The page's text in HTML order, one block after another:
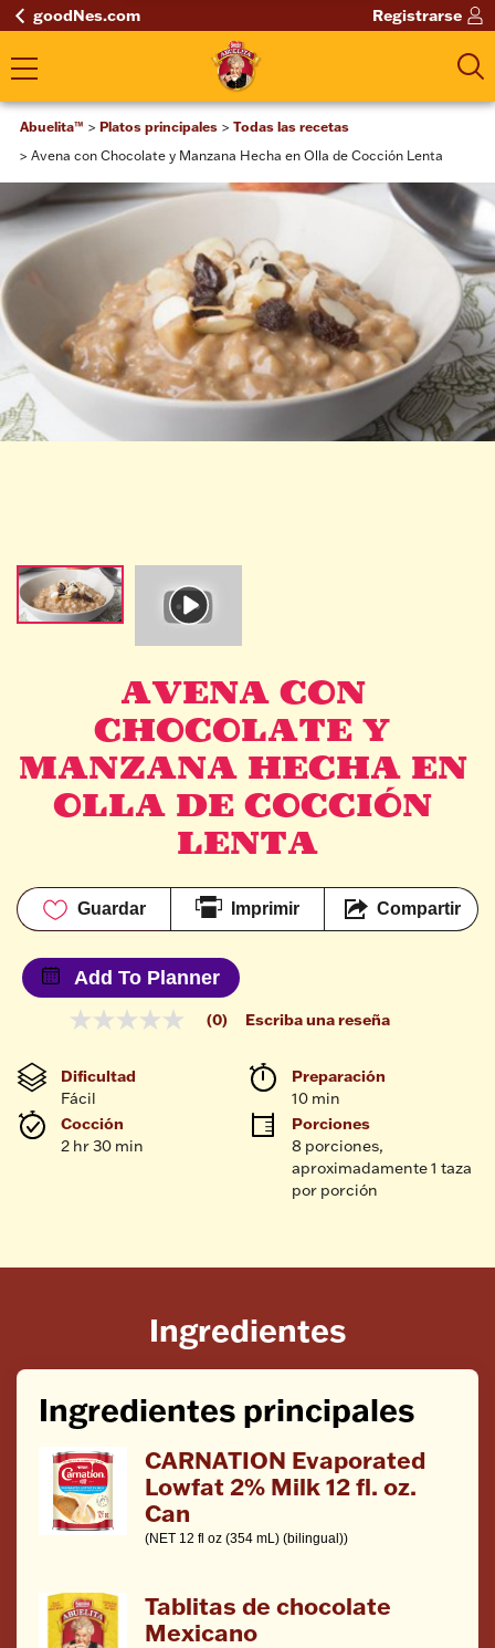
goodNes.com Registrarse
Abuelita™ Platos principales
Todas las recetas
Avena con Chocolate y Manzana Hecha en Olla de Cocción Lenta
AVENA CON
CHOCOLATE Y
MANZANA HECHA EN
OLLA DE COCCIÓN
LENTA
Guardar Imprimir Compartir
Add To Planner
Sin
en
la
misma
página.
(0) Escriba una reseña
Dificultad
Fácil
Preparación
10 min
Cocción
2 hr 30 min
Porciones
8 porciones,
aproximadamente 1 taza
por porción
Ingredientes
Ingredientes principales
CARNATION Evaporated
Lowfat 2% Milk 12 fl. oz.
Can
(NET 12 fl oz (354 mL) (bilingual))
Tablitas de chocolate
Mexicano